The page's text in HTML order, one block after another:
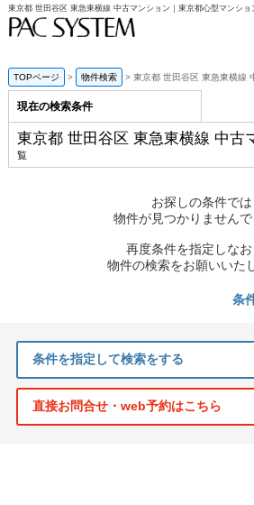
TOPページ 物件検索 東京都 世田谷区 東急東横線
現在の検索条件
東京都 世田谷区 東急東横線 中古
覧
お探しの条件では
物件が見つかりませんで
再度条件を指定しな
物件の検索をお願いいた
条
条件を指定して検索をする
直接お問合せ・web予約はこちら